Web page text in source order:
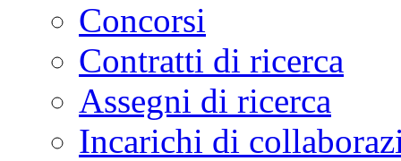
Concorsi
Contratti di ricerca
Assegni di ricerca
Incarichi di